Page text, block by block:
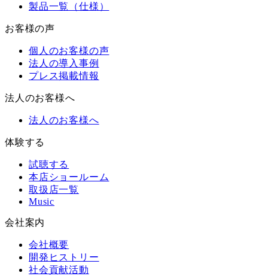
製品一覧（仕様）
お客様の声
個人のお客様の声
法人の導入事例
プレス掲載情報
法人のお客様へ
法人のお客様へ
体験する
試聴する
本店ショールーム
取扱店一覧
Music
会社案内
会社概要
開発ヒストリー
社会貢献活動